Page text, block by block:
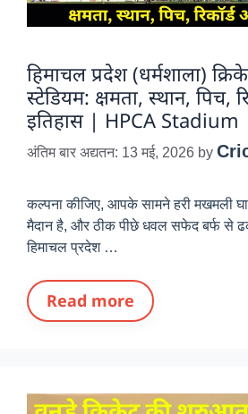
हिमाचल प्रदेश (धर्मशाला)
स्टेडियम: क्षमता, स्थान, पिच,
इतिहास | HPCA Stadium
अंतिम बार अद्यतन: 13 मई, 2026 by
कल्पना कीजिए, आपके सामने हरी मखमली
मैदान है, और ठीक पीछे धवल सफेद बर्फ से
हिमाचल प्रदेश …
Read more